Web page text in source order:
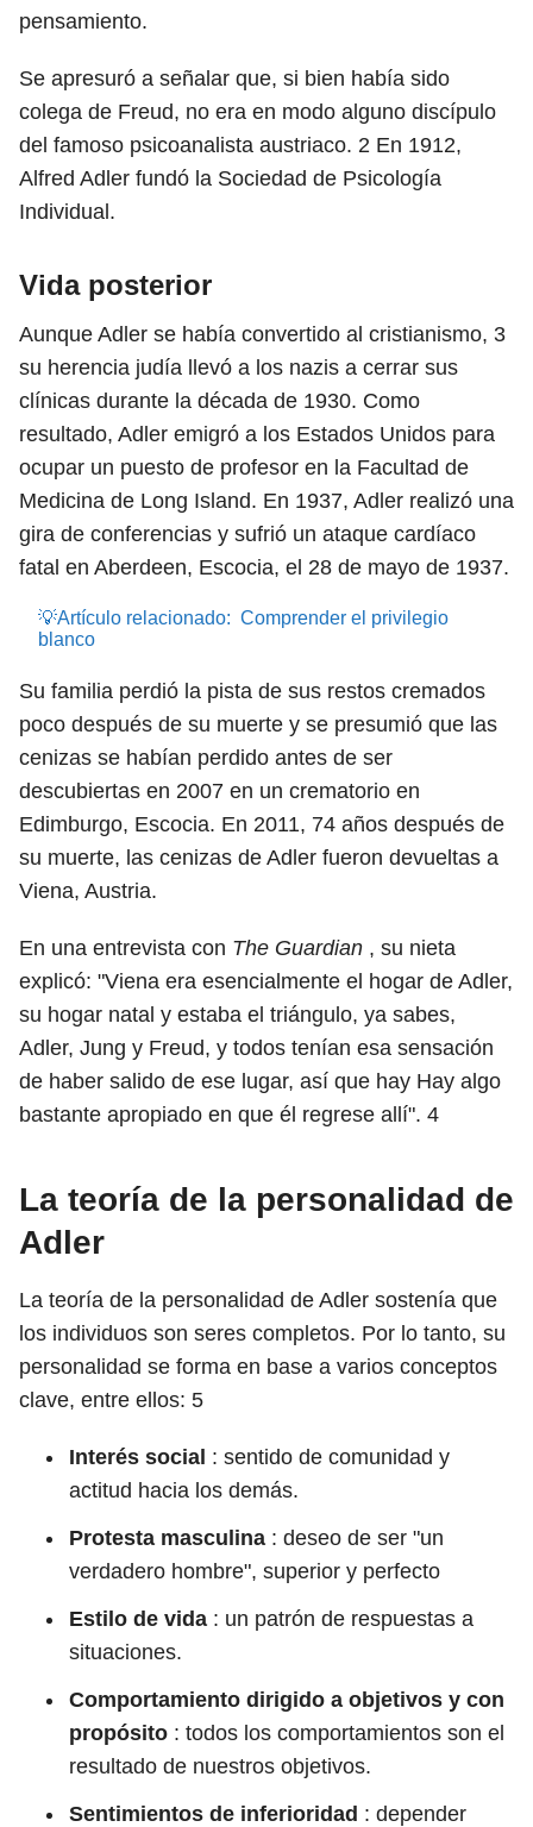
pensamiento.
Se apresuró a señalar que, si bien había sido
colega de Freud, no era en modo alguno discípulo
del famoso psicoanalista austriaco. 2 En 1912,
Alfred Adler fundó la Sociedad de Psicología
Individual.
Vida posterior
Aunque Adler se había convertido al cristianismo, 3
su herencia judía llevó a los nazis a cerrar sus
clínicas durante la década de 1930. Como
resultado, Adler emigró a los Estados Unidos para
ocupar un puesto de profesor en la Facultad de
Medicina de Long Island. En 1937, Adler realizó una
gira de conferencias y sufrió un ataque cardíaco
fatal en Aberdeen, Escocia, el 28 de mayo de 1937.
💡Artículo relacionado: Comprender el privilegio
blanco
Su familia perdió la pista de sus restos cremados
poco después de su muerte y se presumió que las
cenizas se habían perdido antes de ser
descubiertas en 2007 en un crematorio en
Edimburgo, Escocia. En 2011, 74 años después de
su muerte, las cenizas de Adler fueron devueltas a
Viena, Austria.
En una entrevista con The Guardian , su nieta
explicó: "Viena era esencialmente el hogar de Adler,
su hogar natal y estaba el triángulo, ya sabes,
Adler, Jung y Freud, y todos tenían esa sensación
de haber salido de ese lugar, así que hay Hay algo
bastante apropiado en que él regrese allí". 4
La teoría de la personalidad de
Adler
La teoría de la personalidad de Adler sostenía que
los individuos son seres completos. Por lo tanto, su
personalidad se forma en base a varios conceptos
clave, entre ellos: 5
Interés social : sentido de comunidad y
actitud hacia los demás.
Protesta masculina : deseo de ser "un
verdadero hombre", superior y perfecto
Estilo de vida : un patrón de respuestas a
situaciones.
Comportamiento dirigido a objetivos y con
propósito : todos los comportamientos son el
resultado de nuestros objetivos.
Sentimientos de inferioridad : depender